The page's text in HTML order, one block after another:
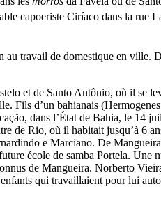
capoeriste Ciríaco dans la rue
au travail de domestique en
et de Santo Antônio, où il se
Fils d’un bahianais
dans l’État de Bahia, le 14
de Rio, où il habitait jusqu’à 6
e Marciano. De
école de samba Portela. Une
de Mangueira. Norberto
qui travaillaient pour lui